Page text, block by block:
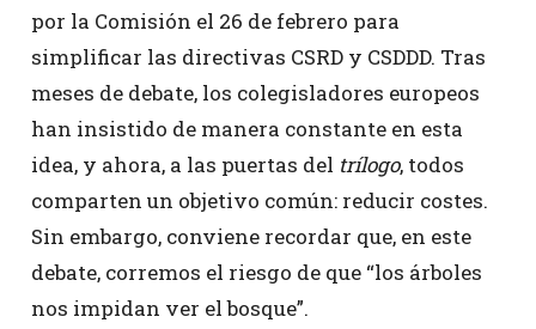
por la Comisión el 26 de febrero para
simplificar las directivas CSRD y CSDDD. Tras
meses de debate, los colegisladores europeos
han insistido de manera constante en esta
idea, y ahora, a las puertas del trílogo, todos
comparten un objetivo común: reducir costes.
Sin embargo, conviene recordar que, en este
debate, corremos el riesgo de que “los árboles
nos impidan ver el bosque”.